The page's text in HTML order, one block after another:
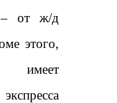
от ж/д
этого,
имеет